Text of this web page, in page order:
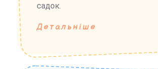
садок.
Детальніше